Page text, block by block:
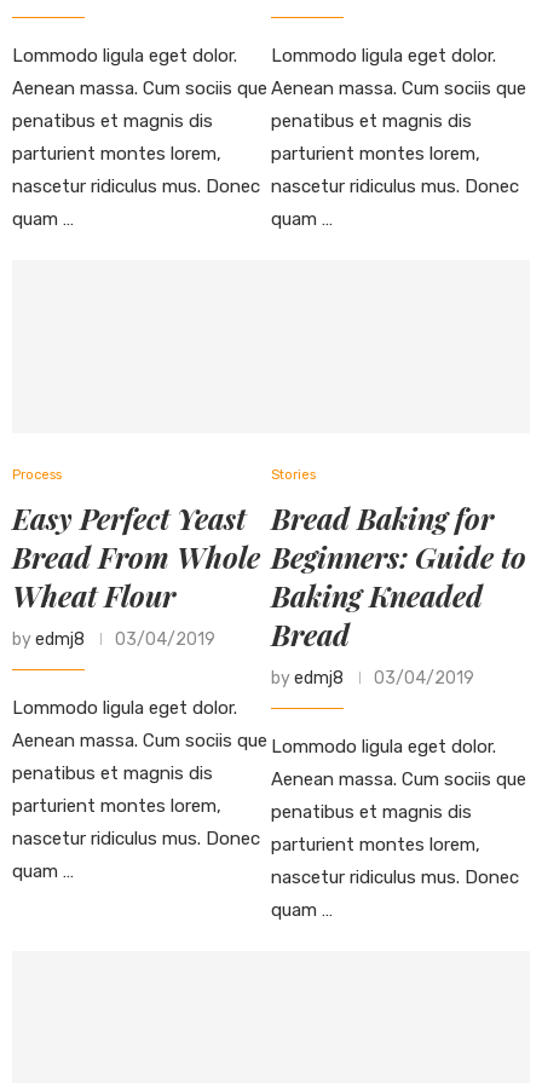
Lommodo ligula eget dolor.
Aenean massa. Cum sociis que
penatibus et magnis dis
parturient montes lorem,
nascetur ridiculus mus. Donec
quam …
Lommodo ligula eget dolor.
Aenean massa. Cum sociis que
penatibus et magnis dis
parturient montes lorem,
nascetur ridiculus mus. Donec
quam …
Process
Easy Perfect Yeast
Bread From Whole
Wheat Flour
byedmj8 03/04/2019
Lommodo ligula eget dolor.
Aenean massa. Cum sociis que
penatibus et magnis dis
parturient montes lorem,
nascetur ridiculus mus. Donec
quam …
Stories
Bread Baking for
Beginners: Guide to
Baking Kneaded
Bread
byedmj8 03/04/2019
Lommodo ligula eget dolor.
Aenean massa. Cum sociis que
penatibus et magnis dis
parturient montes lorem,
nascetur ridiculus mus. Donec
quam …